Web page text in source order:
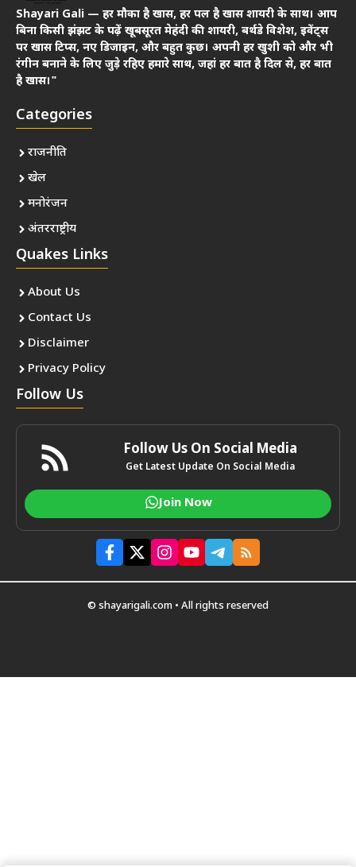
Shayari Gali — हर मौका है खास, हर पल है खास शायरी के साथ। आप
बिना किसी झंझट के पढ़ें खूबसूरत मेहंदी की शायरी, बर्थडे विशेश, इवेंट्स
पर खास टिप्स, नए डिजाइन, और बहुत कुछ। अपनी हर खुशी को और भी
रंगीन बनाने के लिए जुड़े रहिए हमारे साथ, जहां हर बात है दिल से, हर बात
है खास।"
Categories
राजनीति
खेल
मनोरंजन
अंतरराष्ट्रीय
Quakes Links
About Us
Contact Us
Disclaimer
Privacy Policy
Follow Us
Follow Us On Social Media
Get Latest Update On Social Media
Join Now
© shayarigali.com • All rights reserved